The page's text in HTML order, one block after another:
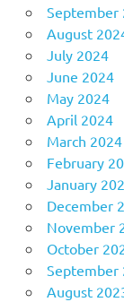
September
August
July 2024
June 2024
May 2024
April 2024
March 2024
February
January
December
November
October
September
August